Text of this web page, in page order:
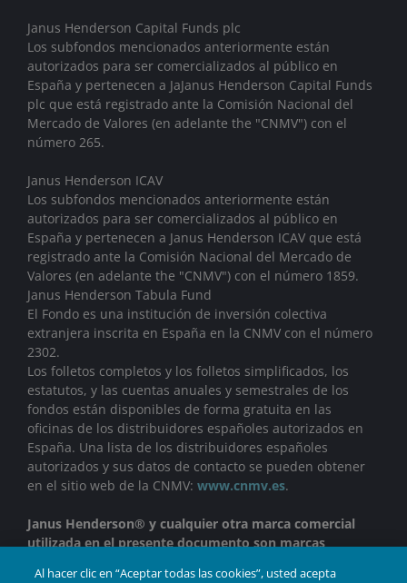
Janus Henderson Capital Funds plc
Los subfondos mencionados anteriormente están
autorizados para ser comercializados al público en
España y pertenecen a JaJanus Henderson Capital Funds
plc que está registrado ante la Comisión Nacional del
Mercado de Valores (en adelante the "CNMV") con el
número 265.
Janus Henderson ICAV
Los subfondos mencionados anteriormente están
autorizados para ser comercializados al público en
España y pertenecen a Janus Henderson ICAV que está
registrado ante la Comisión Nacional del Mercado de
Valores (en adelante the "CNMV") con el número 1859.
Janus Henderson Tabula Fund
El Fondo es una institución de inversión colectiva
extranjera inscrita en España en la CNMV con el número
2302.
Los folletos completos y los folletos simplificados, los
estatutos, y las cuentas anuales y semestrales de los
fondos están disponibles de forma gratuita en las
oficinas de los distribuidores españoles autorizados en
España. Una lista de los distribuidores españoles
autorizados y sus datos de contacto se pueden obtener
en el sitio web de la CNMV: www.cnmv.es.
Janus Henderson® y cualquier otra marca comercial
utilizada en el presente documento son marcas
Al hacer clic en “Aceptar todas las cookies”, usted acepta